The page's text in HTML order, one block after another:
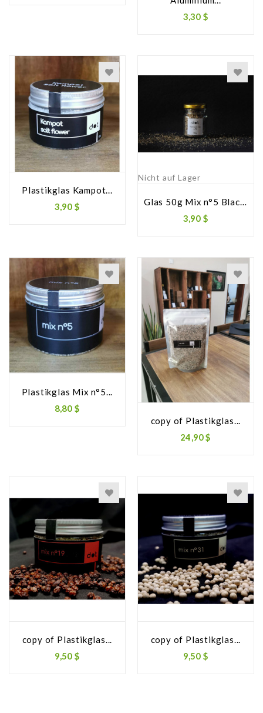
3,30 $
Plastikglas Kampot...
3,90 $
Nicht auf Lager
Glas 50g Mix n°5 Black...
3,90 $
Plastikglas Mix n°5...
8,80 $
copy of Plastikglas...
24,90 $
copy of Plastikglas...
9,50 $
copy of Plastikglas...
9,50 $